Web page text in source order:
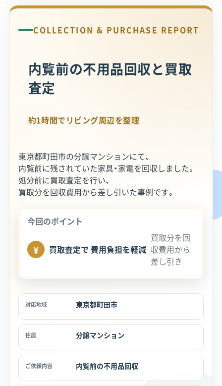
COLLECTION & PURCHASE REPORT
内覧前の不用品回収と買取
査定
約1時間でリビング周辺を整理
東京都町田市の分譲マンションにて、
内覧前に残されていた家具・家電を回収しました。
処分前に買取査定を行い、
買取分を回収費用から差し引いた事例です。
今回のポイント
¥ 買取査定で 費用負担を軽減
買取分を回
収費用から
差し引き
対応地域 東京都町田市
住居 分譲マンション
ご依頼内容 内覧前の不用品回収